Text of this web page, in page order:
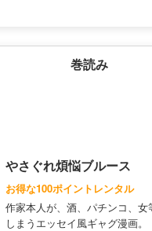
巻読み
やさぐれ煩悩ブルース
お得な100ポイントレンタル
作家本人が、酒、パチンコ、
しまうエッセイ風ギャグ漫画。